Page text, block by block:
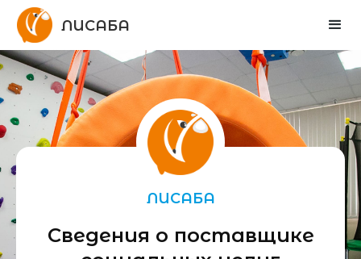
ЛИСАБА
ЛИСАБА
Сведения о поставщике